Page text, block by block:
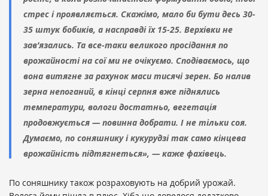
стрес і проявляється. Скажімо, мало би бути десь 30-
35 штук бобиків, а насправді їх 15-25. Верхівки не
зав’язались. Та все-таки великого просідання по
врожайності на сої ми не очікуємо. Сподіваємось, що
вона витягне за рахунок маси тисячі зерен. Бо налив
зерна непоганий, в кінці серпня вже піднялись
температури, вологи достатньо, вегетація
продовжується — повинна добрати. І не тільки соя.
Думаємо, по соняшнику і кукурудзі так само кінцева
врожайність підтягнеться», — каже фахівець.
По соняшнику також розраховують на добрий урожай.